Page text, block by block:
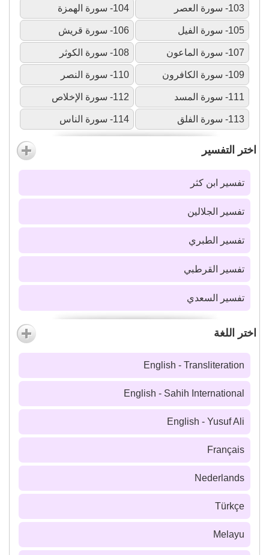
103- سورة العصر 104- سورة الهمزة
105- سورة الفيل 106- سورة قريش
107- سورة الماعون 108- سورة الكوثر
109- سورة الكافرون 110- سورة النصر
111- سورة المسد 112- سورة الإخلاص
113- سورة الفلق 114- سورة الناس
اختر التفسير
تفسير ابن كثر
تفسير الجلالين
تفسير الطبري
تفسير القرطبي
تفسير السعدي
اختر اللغة
English - Transliteration
English - Sahih International
English - Yusuf Ali
Français
Nederlands
Türkçe
Melayu